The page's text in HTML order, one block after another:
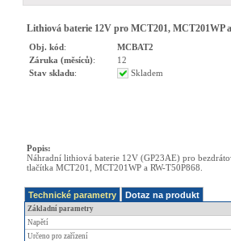
Lithiová baterie 12V pro MCT201, MCT201WP
Obj. kód:
MCBAT2
Záruka (měsíců):
12
Stav skladu: Skladem
Popis:
Náhradní lithiová baterie 12V (GP23AE) pro
tlačítka MCT201, MCT201WP a RW-T50P868.
Technické parametry Dotaz na produkt
Základní parametry
Napětí
Určeno pro zařízení